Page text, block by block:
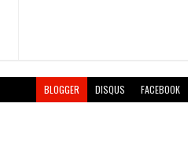
BLOGGER DISQUS FACEBOOK